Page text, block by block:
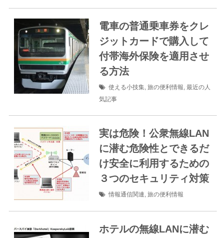
電車の普通乗車券をクレ
ジットカードで購入して
付帯海外保険を適用させ
る方法
使える小技集, 旅の便利情報, 最近の人
気記事
実は危険！公衆無線LAN
に潜む危険性とできるだ
け安全に利用するための
３つのセキュリティ対策
情報通信関連, 旅の便利情報
ホテルの無線LANに潜む